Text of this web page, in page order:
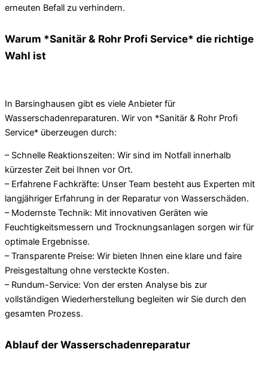
erneuten Befall zu verhindern.
Warum *Sanitär & Rohr Profi Service* die richtige
Wahl ist
In Barsinghausen gibt es viele Anbieter für
Wasserschadenreparaturen. Wir von *Sanitär & Rohr Profi
Service* überzeugen durch:
– Schnelle Reaktionszeiten: Wir sind im Notfall innerhalb
kürzester Zeit bei Ihnen vor Ort.
– Erfahrene Fachkräfte: Unser Team besteht aus Experten mit
langjähriger Erfahrung in der Reparatur von Wasserschäden.
– Modernste Technik: Mit innovativen Geräten wie
Feuchtigkeitsmessern und Trocknungsanlagen sorgen wir für
optimale Ergebnisse.
– Transparente Preise: Wir bieten Ihnen eine klare und faire
Preisgestaltung ohne versteckte Kosten.
– Rundum-Service: Von der ersten Analyse bis zur
vollständigen Wiederherstellung begleiten wir Sie durch den
gesamten Prozess.
Ablauf der Wasserschadenreparatur